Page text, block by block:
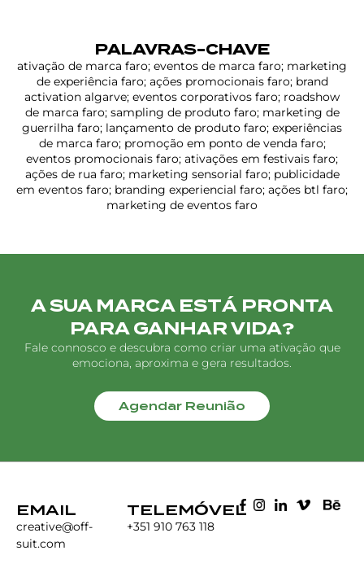
PALAVRAS-CHAVE
ativação de marca faro; eventos de marca faro; marketing
de experiência faro; ações promocionais faro; brand
activation algarve; eventos corporativos faro; roadshow
de marca faro; sampling de produto faro; marketing de
guerrilha faro; lançamento de produto faro; experiências
de marca faro; promoção em ponto de venda faro;
eventos promocionais faro; ativações em festivais faro;
ações de rua faro; marketing sensorial faro; publicidade
em eventos faro; branding experiencial faro; ações btl faro;
marketing de eventos faro
A SUA MARCA ESTÁ PRONTA
PARA GANHAR VIDA?
Fale connosco e descubra como criar uma ativação que
emociona, aproxima e gera resultados.
Agendar Reunião
EMAIL
creative@off-
suit.com
TELEMÓVEL
+351 910 763 118